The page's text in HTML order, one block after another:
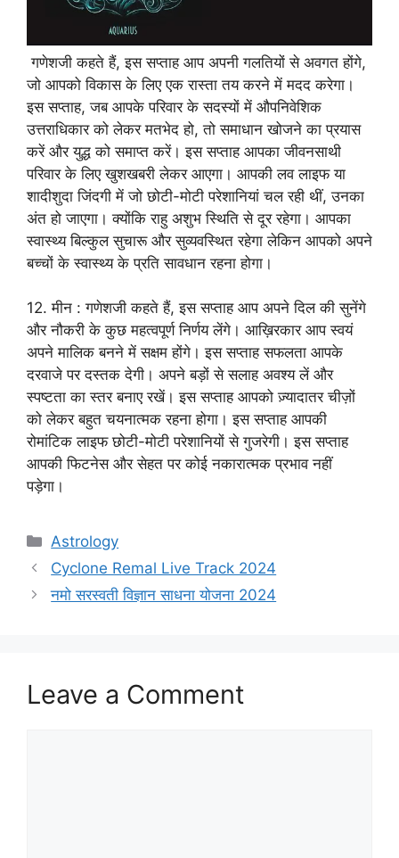
गणेशजी कहते हैं, इस सप्ताह आप अपनी गलतियों से अवगत होंगे,
जो आपको विकास के लिए एक रास्ता तय करने में मदद करेगा।
इस सप्ताह, जब आपके परिवार के सदस्यों में औपनिवेशिक
उत्तराधिकार को लेकर मतभेद हो, तो समाधान खोजने का प्रयास
करें और युद्ध को समाप्त करें। इस सप्ताह आपका जीवनसाथी
परिवार के लिए खुशखबरी लेकर आएगा। आपकी लव लाइफ या
शादीशुदा जिंदगी में जो छोटी-मोटी परेशानियां चल रही थीं, उनका
अंत हो जाएगा। क्योंकि राहु अशुभ स्थिति से दूर रहेगा। आपका
स्वास्थ्य बिल्कुल सुचारू और सुव्यवस्थित रहेगा लेकिन आपको अपने
बच्चों के स्वास्थ्य के प्रति सावधान रहना होगा।
12. मीन : गणेशजी कहते हैं, इस सप्ताह आप अपने दिल की सुनेंगे
और नौकरी के कुछ महत्वपूर्ण निर्णय लेंगे। आख़िरकार आप स्वयं
अपने मालिक बनने में सक्षम होंगे। इस सप्ताह सफलता आपके
दरवाजे पर दस्तक देगी। अपने बड़ों से सलाह अवश्य लें और
स्पष्टता का स्तर बनाए रखें। इस सप्ताह आपको ज़्यादातर चीज़ों
को लेकर बहुत चयनात्मक रहना होगा। इस सप्ताह आपकी
रोमांटिक लाइफ छोटी-मोटी परेशानियों से गुजरेगी। इस सप्ताह
आपकी फिटनेस और सेहत पर कोई नकारात्मक प्रभाव नहीं
पड़ेगा।
Categories
Astrology
Cyclone Remal Live Track 2024
नमो सरस्वती विज्ञान साधना योजना 2024
Leave a Comment